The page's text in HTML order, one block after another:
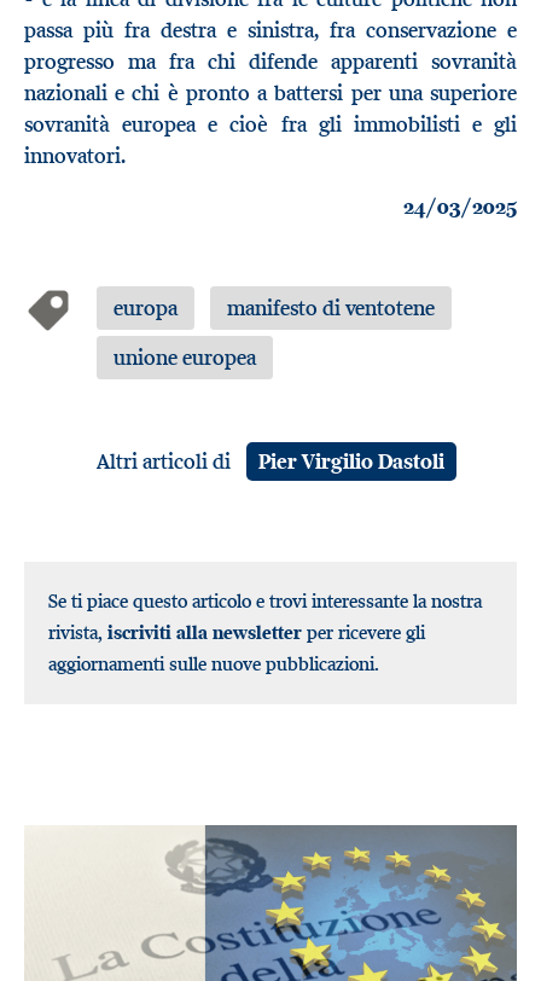
passa più fra destra e sinistra, fra conservazione e
progresso ma fra chi difende apparenti sovranità
nazionali e chi è pronto a battersi per una superiore
sovranità europea e cioè fra gli immobilisti e gli
innovatori.
24/03/2025
europa
manifesto di ventotene
unione europea
Altri articoli di Pier Virgilio Dastoli
Se ti piace questo articolo e trovi interessante la nostra
rivista, iscriviti alla newsletter per ricevere gli
aggiornamenti sulle nuove pubblicazioni.